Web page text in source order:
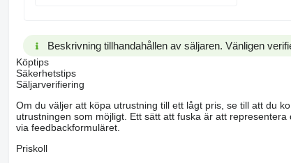
Beskrivning tillhandahållen av säljaren. Vänligen
Köptips
Säkerhetstips
Säljarverifiering
Om du väljer att köpa utrustning till ett lågt pris, se till att du
utrustningen som möjligt. Ett sätt att fuska är att
via feedbackformuläret.
Priskoll